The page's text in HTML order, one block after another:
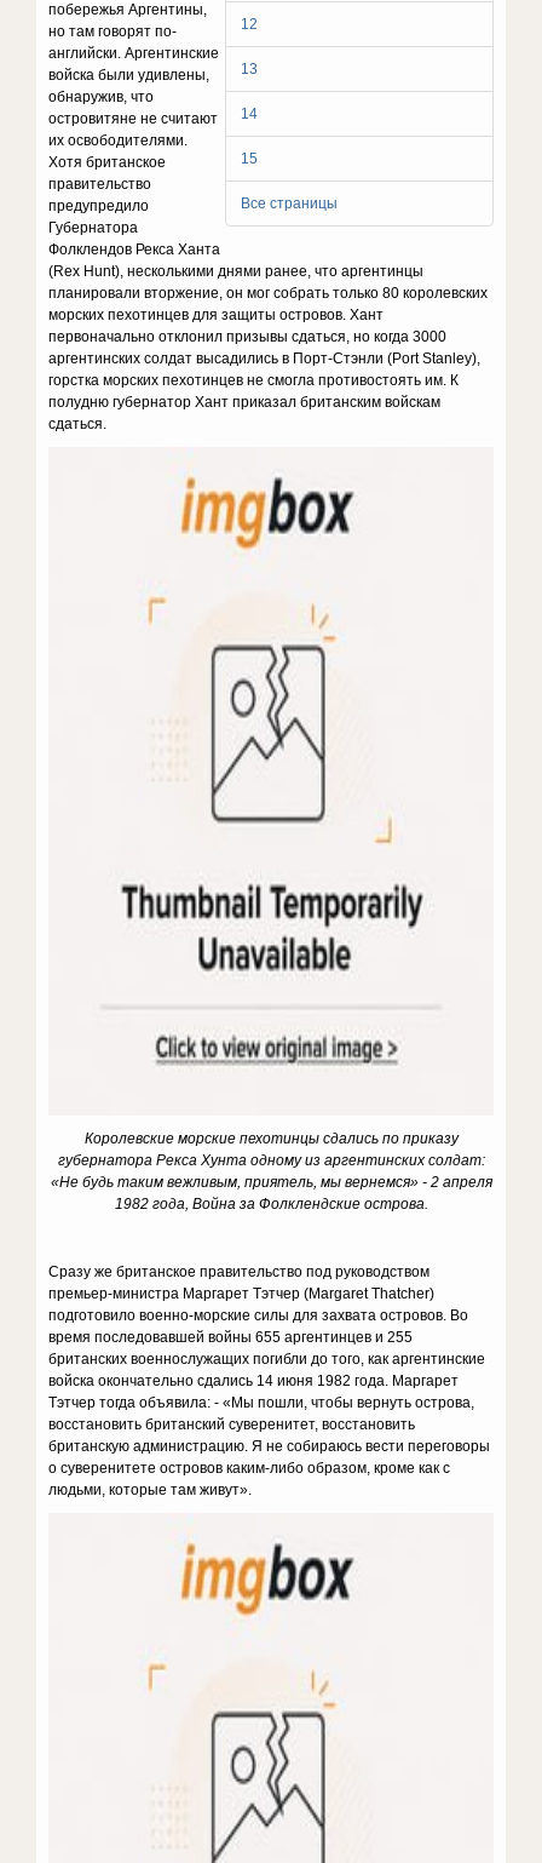
12
13
14
15
Все страницы
побережья Аргентины,
но там говорят по-
английски. Аргентинские
войска были удивлены,
обнаружив, что
островитяне не считают
их освободителями.
Хотя британское
правительство
предупредило
Губернатора
Фолклендов Рекса Ханта
(Rex Hunt), несколькими днями ранее, что аргентинцы
планировали вторжение, он мог собрать только 80 королевских
морских пехотинцев для защиты островов. Хант
первоначально отклонил призывы сдаться, но когда 3000
аргентинских солдат высадились в Порт-Стэнли (Port Stanley),
горстка морских пехотинцев не смогла противостоять им. К
полудню губернатор Хант приказал британским войскам
сдаться.
Королевские морские пехотинцы сдались по приказу
губернатора Рекса Хунта одному из аргентинских солдат:
«Не будь таким вежливым, приятель, мы вернемся» - 2 апреля
1982 года, Война за Фолклендские острова.
Сразу же британское правительство под руководством
премьер-министра Маргарет Тэтчер (Margaret Thatcher)
подготовило военно-морские силы для захвата островов. Во
время последовавшей войны 655 аргентинцев и 255
британских военнослужащих погибли до того, как аргентинские
войска окончательно сдались 14 июня 1982 года. Маргарет
Тэтчер тогда объявила: - «Мы пошли, чтобы вернуть острова,
восстановить британский суверенитет, восстановить
британскую администрацию. Я не собираюсь вести переговоры
о суверенитете островов каким-либо образом, кроме как с
людьми, которые там живут».